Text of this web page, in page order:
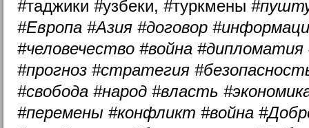
#таджики #узбеки, #туркмены
#Европа #Азия #договор
#человечество #война
#прогноз #стратегия
#свобода #народ #власть
#перемены #конфликт #война